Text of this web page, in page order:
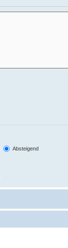
Absteigend